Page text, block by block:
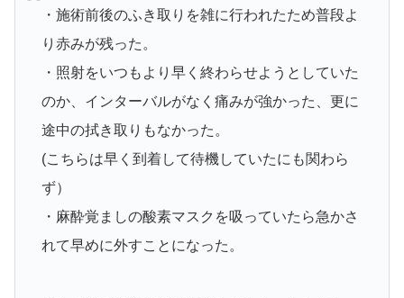
・施術前後のふき取りを雑に行われたため普段よ
り赤みが残った。
・照射をいつもより早く終わらせようとしていた
のか、インターバルがなく痛みが強かった、更に
途中の拭き取りもなかった。
(こちらは早く到着して待機していたにも関わら
ず）
・麻酔覚ましの酸素マスクを吸っていたら急かさ
れて早めに外すことになった。